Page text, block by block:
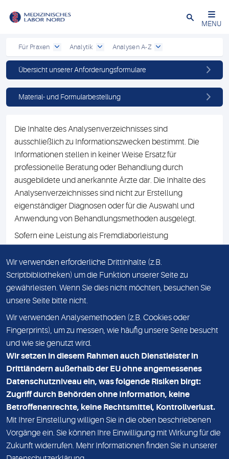
Schließen
MENU
Für Praxen Analytik Analysen A-Z
Übersicht unserer Anforderungsformulare
Material- und Formularbestellung
Die Inhalte des Analysenverzeichnisses sind
ausschließlich zu Informationszwecken bestimmt. Die
Informationen stellen in keiner Weise Ersatz für
professionelle Beratung oder Behandlung durch
ausgebildete und anerkannte Ärzte dar. Die Inhalte des
Analysenverzeichnisses sind nicht zur Erstellung
eigenständiger Diagnosen oder für die Auswahl und
Anwendung von Behandlungsmethoden ausgelegt.
Sofern eine Leistung als Fremdlaborleistung
Namen des Fremdlabors mit. Mit der Beauftragung der
Fremdlaborleistung erklären Sie sich mit dieser
Vereinbarung einverstanden.
DATENSCHUTZ
KONTAKT
NEWSLETTER
ADRESSE
MVZ Medizinisches Labor Nord MLN GmbH
Essener Straße 108
22419 Hamburg
Wir verwenden erforderliche Drittinhalte (z.B.
Scriptbibliotheken) um die Funktion unserer Seite zu
gewährleisten. Wenn Sie dies nicht möchten, besuchen Sie
unsere Seite bitte nicht.
Wir verwenden Analysemethoden (z.B. Cookies oder
Fingerprints), um zu messen, wie häufig unsere Seite besucht
und wie sie genutzt wird.
Wir setzen in diesem Rahmen auch Dienstleister in
Drittländern außerhalb der EU ohne angemessenes
Datenschutzniveau ein, was folgende Risiken birgt:
Zugriff durch Behörden ohne Information, keine
Betroffenenrechte, keine Rechtsmittel, Kontrollverlust.
Mit Ihrer Einstellung willigen Sie in die oben beschriebenen
Vorgänge ein. Sie können Ihre Einwilligung mit Wirkung für die
Zukunft widerrufen. Mehr Informationen finden Sie in unserer